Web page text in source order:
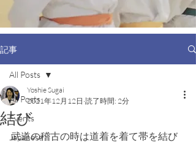
記事
All Posts
Events
Japanese
All Posts
結び
Yoshie Sugai
2021年12月12日 読了時間: 2分
武道の稽古の時は道着を着て帯を結び